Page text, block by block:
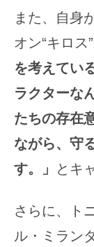
また、自身
オン“キロス
を考えてい
ラクターな
たちの存在
ながら、守
す。」
とキ
さらに、ト
ル・ミラン